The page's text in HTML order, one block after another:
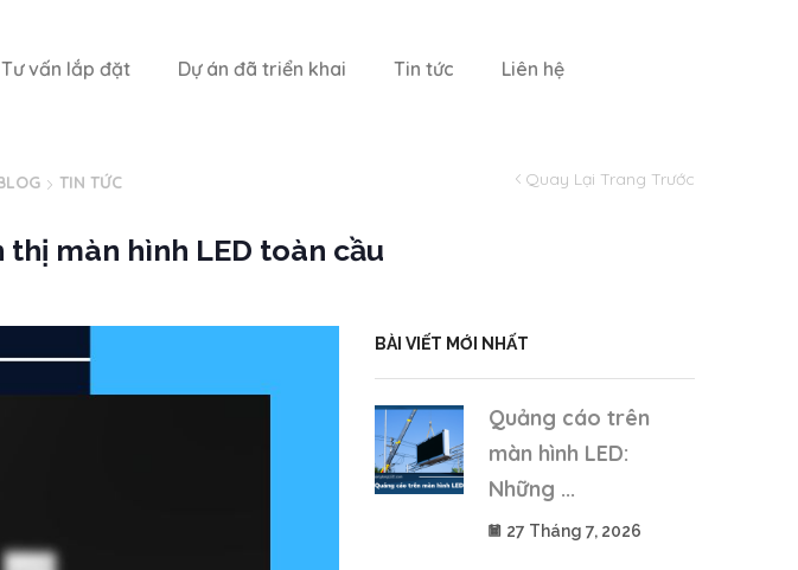
Tư vấn lắp đặt Dự án đã triển khai Tin tức Liên hệ
Quay Lại Trang Trước
TIN TỨC
màn hình LED toàn cầu
BÀI VIẾT MỚI NHẤT
Quảng cáo trên
màn hình LED:
Những ...
27 Tháng 7, 2026